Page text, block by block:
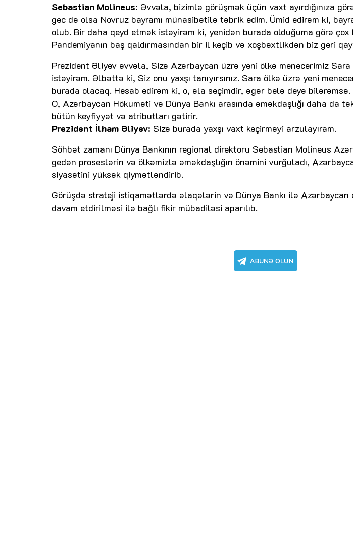
Sebastian Molineus: Əvvəla, bizimlə görüşmək üçün vaxt ayırdığınıza
gec də olsa Novruz bayramı münasibətilə təbrik edim. Ümid edirəm ki,
olub. Bir daha qeyd etmək istəyirəm ki, yenidən burada olduğuma görə
Pandemiyanın baş qaldırmasından bir il keçib və xoşbəxtlikdən biz geri
Prezident Əliyev əvvəla, Sizə Azərbaycan üzrə yeni ölkə menecerimiz
istəyirəm. Əlbəttə ki, Siz onu yaxşı tanıyırsınız. Sara ölkə üzrə yeni
burada olacaq. Hesab edirəm ki, o, əla seçimdir, əgər belə deyə
O, Azərbaycan Hökuməti və Dünya Bankı arasında əməkdaşlığı daha da
bütün keyfiyyət və atributları gətirir.
Prezident İlham Əliyev: Sizə burada yaxşı vaxt keçirməyi arzulayıram.
Söhbət zamanı Dünya Bankının regional direktoru Sebastian Molineus
gedən proseslərin və ölkəmizlə əməkdaşlığın önəmini vurğuladı,
siyasətini yüksək qiymətləndirib.
Görüşdə strateji istiqamətlərdə əlaqələrin və Dünya Bankı ilə Azərbaycan
davam etdirilməsi ilə bağlı fikir mübadiləsi aparılıb.